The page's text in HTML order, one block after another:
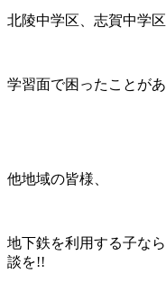
北陵中学区、志賀中学
学習面で困ったことが
他地域の皆様、
地下鉄を利用する子な
談を!!